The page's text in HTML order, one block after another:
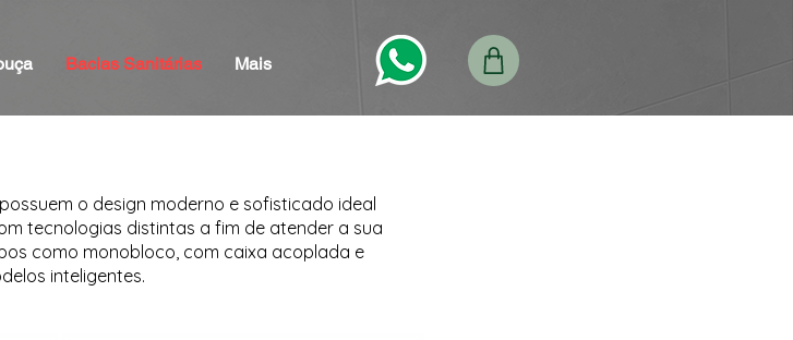
Bacias Sanitárias Mais
o design moderno e sofisticado ideal
tecnologias distintas a fim de atender a sua
como monobloco, com caixa acoplada e
inteligentes.